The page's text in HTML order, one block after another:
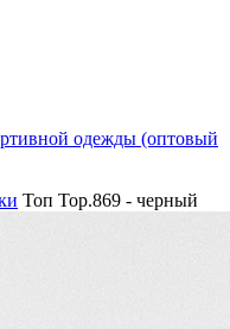
одежды (оптовый
Топ Top.869 - черный